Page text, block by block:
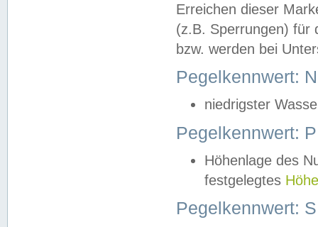
Erreichen dieser
(z.B. Sperrungen) für
bzw. werden bei
Pegelkennwert:
niedrigster
Pegelkennwert:
Höhenlage des
festgelegtes
Pegelkennwert: